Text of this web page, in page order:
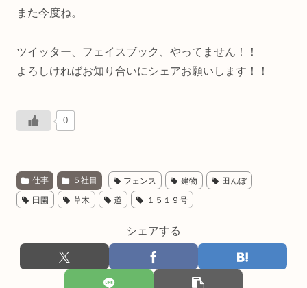
また今度ね。
ツイッター、フェイスブック、やってません！！
よろしければお知り合いにシェアお願いします！！
0
仕事 ５社目 フェンス 建物 田んぼ
田園 草木 道 １５１９号
シェアする